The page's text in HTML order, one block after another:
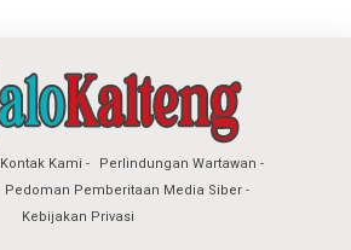
Kontak Kami
Perlindungan Wartawan
Pedoman Pemberitaan Media Siber
Kebijakan Privasi